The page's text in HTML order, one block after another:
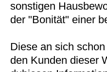
sonstigen
der "Bonität" einer
Diese an sich
den Kunden dieser